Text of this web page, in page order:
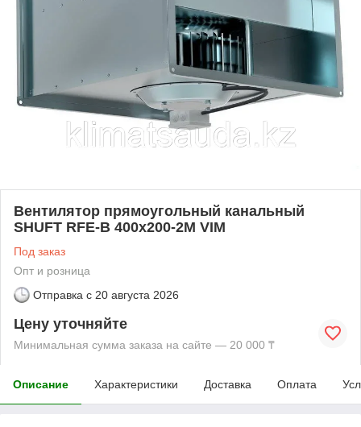
Вентилятор прямоугольный канальный
SHUFT RFE-B 400х200-2M VIM
Под заказ
Опт и розница
Отправка с 20 августа 2026
Цену уточняйте
Минимальная сумма заказа на сайте — 20 000 ₸
Описание Характеристики Доставка Оплата